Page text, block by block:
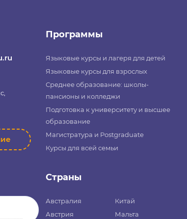
Программы
Языковые курсы и лагеря для детей
Языковые курсы для взрослых
Среднее образование: школы-
пансионы и колледжи
Подготовка к университету и высшее
образование
Магистратура и Postgraduate
Курсы для всей семьи
Страны
Австралия
Австрия
Китай
Мальта